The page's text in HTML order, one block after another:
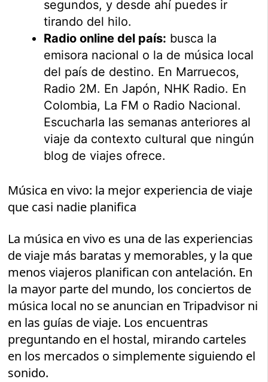
segundos, y desde ahí puedes ir
tirando del hilo.
Radio online del país: busca la
emisora nacional o la de música local
del país de destino. En Marruecos,
Radio 2M. En Japón, NHK Radio. En
Colombia, La FM o Radio Nacional.
Escucharla las semanas anteriores al
viaje da contexto cultural que ningún
blog de viajes ofrece.
Música en vivo: la mejor experiencia de viaje
que casi nadie planifica
La música en vivo es una de las experiencias
de viaje más baratas y memorables, y la que
menos viajeros planifican con antelación. En
la mayor parte del mundo, los conciertos de
música local no se anuncian en Tripadvisor ni
en las guías de viaje. Los encuentras
preguntando en el hostal, mirando carteles
en los mercados o simplemente siguiendo el
sonido.